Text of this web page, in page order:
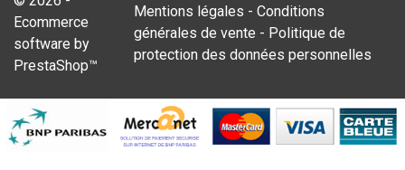
Ecommerce
software by
PrestaShop™
Mentions légales -Conditions
générales de vente - Politique de
protection des données personnelles